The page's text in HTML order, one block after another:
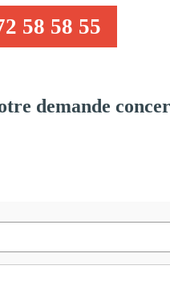
58 58 55
demande